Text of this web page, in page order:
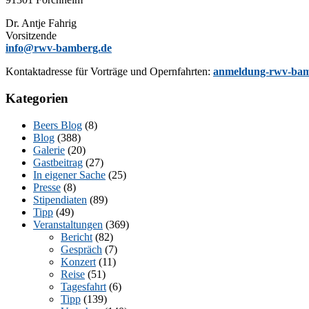
Dr. Ant­je Fahrig
Vorsitzende
info@rwv-bamberg.de
Kon­takt­adres­se für Vor­trä­ge und Opern­fahr­ten: anmeldung-rwv-
Kategorien
Beers Blog (8)
Blog (388)
Galerie (20)
Gastbeitrag (27)
In eigener Sache (25)
Presse (8)
Stipendiaten (89)
Tipp (49)
Veranstaltungen (369)
Bericht (82)
Gespräch (7)
Konzert (11)
Reise (51)
Tagesfahrt (6)
Tipp (139)